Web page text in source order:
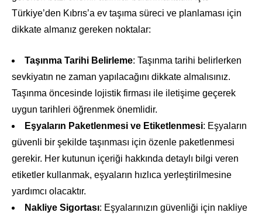
Türkiye’den Kıbrıs’a ev taşıma süreci ve planlaması için
dikkate almanız gereken noktalar:
Taşınma Tarihi Belirleme: Taşınma tarihi belirlerken
sevkiyatın ne zaman yapılacağını dikkate almalısınız.
Taşınma öncesinde lojistik firması ile iletişime geçerek
uygun tarihleri öğrenmek önemlidir.
Eşyaların Paketlenmesi ve Etiketlenmesi: Eşyaların
güvenli bir şekilde taşınması için özenle paketlenmesi
gerekir. Her kutunun içeriği hakkında detaylı bilgi veren
etiketler kullanmak, eşyaların hızlıca yerleştirilmesine
yardımcı olacaktır.
Nakliye Sigortası: Eşyalarınızın güvenliği için nakliye